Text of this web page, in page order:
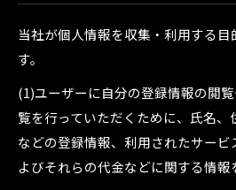
当社が個人情報を収集・利用する
す。
(1)ユーザーに自分の登録情報の閲
覧を行っていただくために、氏名
などの登録情報、利用されたサー
よびそれらの代金などに関する情報